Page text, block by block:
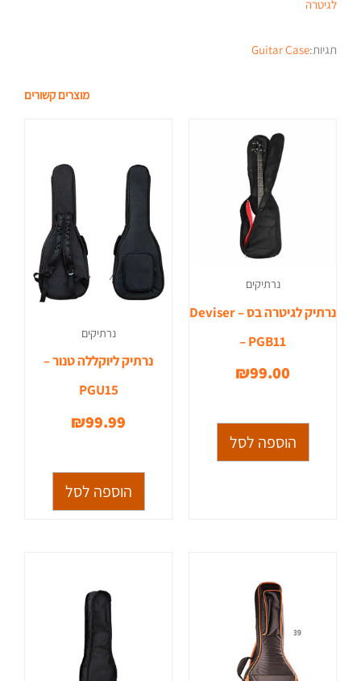
לגיטרה
תגיות:Guitar Case
מוצרים קשורים
נרתיקים
נרתיק לגיטרה בס – Deviser
– PGB11
₪99.00
הוספה לסל
נרתיקים
נרתיק ליוקללה טנור –
PGU15
₪99.99
הוספה לסל